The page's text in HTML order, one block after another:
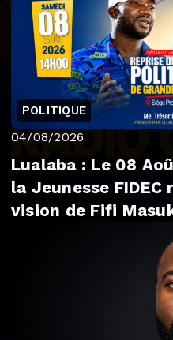
POLITIQUE
04/08/2026
Lualaba : Le 08
la Jeunesse
vision de Fifi